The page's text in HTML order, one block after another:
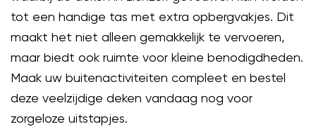
tot een handige tas met extra opbergvakjes. Dit
maakt het niet alleen gemakkelijk te vervoeren,
maar biedt ook ruimte voor kleine benodigdheden.
Maak uw buitenactiviteiten compleet en bestel
deze veelzijdige deken vandaag nog voor
zorgeloze uitstapjes.